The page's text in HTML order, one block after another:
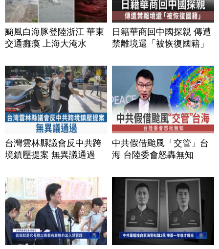
颱風白海豚登陸浙江 華東
交通癱瘓 上海大淹水
日籍華商回中國探親 傳遭
禁離境還「被恢復國籍」
台灣雲林縣議會反中共跨
境鎮壓提案 無異議通過
中共假借颱風「交管」台
海 台陸委會怒轟無知